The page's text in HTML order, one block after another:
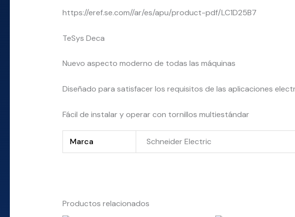
https://eref.se.com//ar/es/apu/product-pdf/LC1D25B7
TeSys Deca
Nuevo aspecto moderno de todas las máquinas
Diseñado para satisfacer los requisitos de las aplicaciones
Fácil de instalar y operar con tornillos multiestándar
Marca Schneider Electric
Productos relacionados